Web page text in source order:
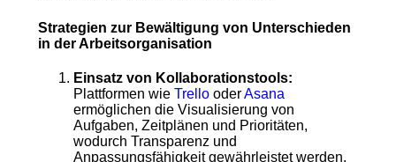
Strategien zur Bewältigung von Unterschieden
in der Arbeitsorganisation
Einsatz von Kollaborationstools:
Plattformen wie TrellooderAsana
ermöglichen die Visualisierung von
Aufgaben, Zeitplänen und Prioritäten,
wodurch Transparenz und
Anpassungsfähigkeit gewährleistet werden.